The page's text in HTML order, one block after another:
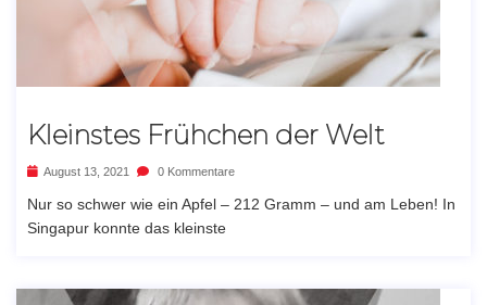
Kleinstes Frühchen der Welt
August 13, 2021 0 Kommentare
Nur so schwer wie ein Apfel – 212 Gramm – und am Leben! In
Singapur konnte das kleinste